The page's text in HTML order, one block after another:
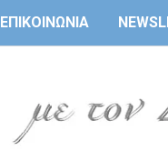
ΕΠΙΚΟΙΝΩΝΙΑ